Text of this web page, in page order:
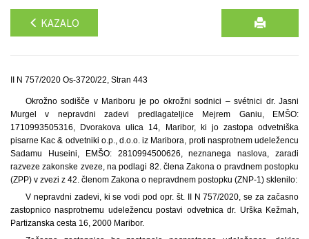
KAZALO
II N 757/2020 Os-3720/22, Stran 443
Okrožno sodišče v Mariboru je po okrožni sodnici – svétnici dr. Jasni
Murgel v nepravdni zadevi predlagateljice Mejrem Ganiu, EMŠO:
1710993505316, Dvorakova ulica 14, Maribor, ki jo zastopa odvetniška
pisarne Kac & odvetniki o.p., d.o.o. iz Maribora, proti nasprotnem udeležencu
Sadamu Huseini, EMŠO: 2810994500626, neznanega naslova, zaradi
razveze zakonske zveze, na podlagi 82. člena Zakona o pravdnem postopku
(ZPP) v zvezi z 42. členom Zakona o nepravdnem postopku (ZNP-1) sklenilo:
V nepravdni zadevi, ki se vodi pod opr. št. II N 757/2020, se za začasno
zastopnico nasprotnemu udeležencu postavi odvetnica dr. Urška Kežmah,
Partizanska cesta 16, 2000 Maribor.